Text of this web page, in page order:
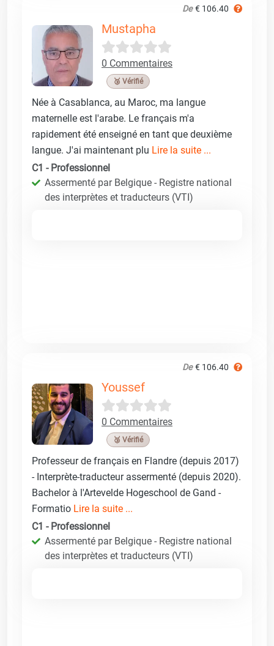
De € 106.40
Mustapha
0 Commentaires
🥉 Vérifié
Née à Casablanca, au Maroc, ma langue
maternelle est l'arabe. Le français m'a
rapidement été enseigné en tant que deuxième
langue. J'ai maintenant plu Lire la suite ...
C1 - Professionnel
Assermenté par Belgique - Registre national
des interprètes et traducteurs (VTI)
De € 106.40
Youssef
0 Commentaires
🥉 Vérifié
Professeur de français en Flandre (depuis 2017)
- Interprète-traducteur assermenté (depuis 2020).
Bachelor à l'Artevelde Hogeschool de Gand -
Formatio Lire la suite ...
C1 - Professionnel
Assermenté par Belgique - Registre national
des interprètes et traducteurs (VTI)